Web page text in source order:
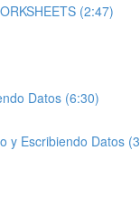
(2:47)
Datos (6:30)
y Escribiendo Datos